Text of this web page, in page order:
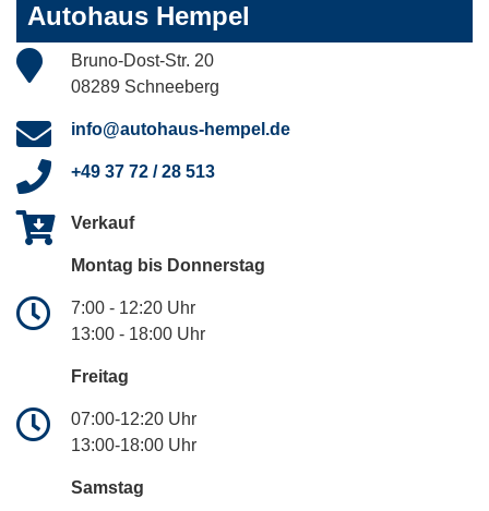
Autohaus Hempel
Bruno-Dost-Str. 20
08289 Schneeberg
info@autohaus-hempel.de
+49 37 72 / 28 513
Verkauf
Montag bis Donnerstag
7:00 - 12:20 Uhr
13:00 - 18:00 Uhr
Freitag
07:00-12:20 Uhr
13:00-18:00 Uhr
Samstag